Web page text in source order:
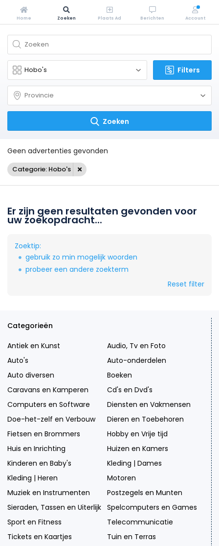
Filters
Zoeken
Geen advertenties gevonden
Categorie: Hobo's
Er zijn geen resultaten gevonden voor
uw zoekopdracht...
Zoektip:
gebruik zo min mogelijk woorden
probeer een andere zoekterm
Reset filter
Categorieën
Antiek en Kunst
Audio, Tv en Foto
Auto's
Auto-onderdelen
Auto diversen
Boeken
Caravans en Kamperen
Cd's en Dvd's
Computers en Software
Diensten en Vakmensen
Doe-het-zelf en Verbouw
Dieren en Toebehoren
Fietsen en Brommers
Hobby en Vrije tijd
Huis en Inrichting
Huizen en Kamers
Kinderen en Baby's
Kleding | Dames
Kleding | Heren
Motoren
Muziek en Instrumenten
Postzegels en Munten
Sieraden, Tassen en Uiterlijk Spelcomputers en Games
Sport en Fitness
Telecommunicatie
Tickets en Kaartjes
Tuin en Terras
Home Zoeken Plaats Ad Berichten Account